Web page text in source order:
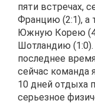
пяти встречах,
Францию (2:1), а
Южную Корею
Шотландию (1:0).
последнее
сейчас команда
10 дней отдыха
серьезное